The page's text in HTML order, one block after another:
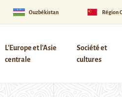
Ouzbékistan Région
L'Europe et l'Asie
centrale
Société et
cultures